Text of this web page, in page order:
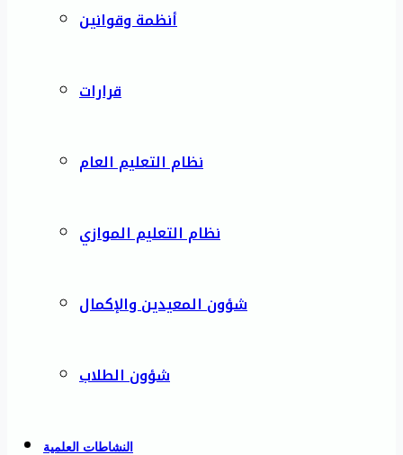
أنظمة وقوانين
قرارات
نظام التعليم العام
نظام التعليم الموازي
شؤون المعيدين والإكمال
شؤون الطلاب
النشاطات العلمية